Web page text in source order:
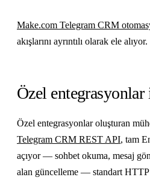
Make.com Telegram CRM
akışlarını ayrıntılı olarak ele alıyor.
Özel
Özel entegrasyonlar oluşturan
Telegram CRM REST API, tam
açıyor — sohbet okuma, mesaj
alan güncelleme — standart HTTP